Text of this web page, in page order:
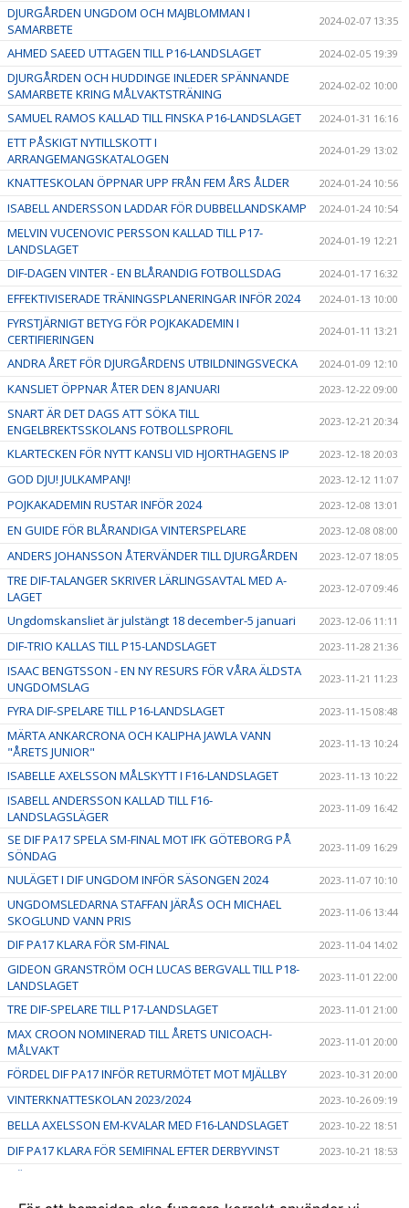
DJURGÅRDEN UNGDOM OCH MAJBLOMMAN I
SAMARBETE
2024-02-07 13:35
AHMED SAEED UTTAGEN TILL P16-LANDSLAGET 2024-02-05 19:39
DJURGÅRDEN OCH HUDDINGE INLEDER SPÄNNANDE
SAMARBETE KRING MÅLVAKTSTRÄNING
2024-02-02 10:00
SAMUEL RAMOS KALLAD TILL FINSKA P16-LANDSLAGET 2024-01-31 16:16
ETT PÅSKIGT NYTILLSKOTT I
ARRANGEMANGSKATALOGEN
2024-01-29 13:02
KNATTESKOLAN ÖPPNAR UPP FRÅN FEM ÅRS ÅLDER 2024-01-24 10:56
ISABELL ANDERSSON LADDAR FÖR DUBBELLANDSKAMP 2024-01-24 10:54
MELVIN VUCENOVIC PERSSON KALLAD TILL P17-
LANDSLAGET
2024-01-19 12:21
DIF-DAGEN VINTER - EN BLÅRANDIG FOTBOLLSDAG 2024-01-17 16:32
EFFEKTIVISERADE TRÄNINGSPLANERINGAR INFÖR 2024 2024-01-13 10:00
FYRSTJÄRNIGT BETYG FÖR POJKAKADEMIN I
CERTIFIERINGEN
2024-01-11 13:21
ANDRA ÅRET FÖR DJURGÅRDENS UTBILDNINGSVECKA 2024-01-09 12:10
KANSLIET ÖPPNAR ÅTER DEN 8 JANUARI 2023-12-22 09:00
SNART ÄR DET DAGS ATT SÖKA TILL
ENGELBREKTSSKOLANS FOTBOLLSPROFIL
2023-12-21 20:34
KLARTECKEN FÖR NYTT KANSLI VID HJORTHAGENS IP 2023-12-18 20:03
GOD DJU! JULKAMPANJ! 2023-12-12 11:07
POJKAKADEMIN RUSTAR INFÖR 2024 2023-12-08 13:01
EN GUIDE FÖR BLÅRANDIGA VINTERSPELARE 2023-12-08 08:00
ANDERS JOHANSSON ÅTERVÄNDER TILL DJURGÅRDEN 2023-12-07 18:05
TRE DIF-TALANGER SKRIVER LÄRLINGSAVTAL MED A-
LAGET
2023-12-07 09:46
Ungdomskansliet är julstängt 18 december-5 januari 2023-12-06 11:11
DIF-TRIO KALLAS TILL P15-LANDSLAGET 2023-11-28 21:36
ISAAC BENGTSSON - EN NY RESURS FÖR VÅRA ÄLDSTA
UNGDOMSLAG
2023-11-21 11:23
FYRA DIF-SPELARE TILL P16-LANDSLAGET 2023-11-15 08:48
MÄRTA ANKARCRONA OCH KALIPHA JAWLA VANN
"ÅRETS JUNIOR"
2023-11-13 10:24
ISABELLE AXELSSON MÅLSKYTT I F16-LANDSLAGET 2023-11-13 10:22
ISABELL ANDERSSON KALLAD TILL F16-
LANDSLAGSLÄGER
2023-11-09 16:42
SE DIF PA17 SPELA SM-FINAL MOT IFK GÖTEBORG PÅ
SÖNDAG
2023-11-09 16:29
NULÄGET I DIF UNGDOM INFÖR SÄSONGEN 2024 2023-11-07 10:10
UNGDOMSLEDARNA STAFFAN JÄRÅS OCH MICHAEL
SKOGLUND VANN PRIS
2023-11-06 13:44
DIF PA17 KLARA FÖR SM-FINAL 2023-11-04 14:02
GIDEON GRANSTRÖM OCH LUCAS BERGVALL TILL P18-
LANDSLAGET
2023-11-01 22:00
TRE DIF-SPELARE TILL P17-LANDSLAGET 2023-11-01 21:00
MAX CROON NOMINERAD TILL ÅRETS UNICOACH-
MÅLVAKT
2023-11-01 20:00
FÖRDEL DIF PA17 INFÖR RETURMÖTET MOT MJÄLLBY 2023-10-31 20:00
VINTERKNATTESKOLAN 2023/2024 2023-10-26 09:19
BELLA AXELSSON EM-KVALAR MED F16-LANDSLAGET 2023-10-22 18:51
DIF PA17 KLARA FÖR SEMIFINAL EFTER DERBYVINST 2023-10-21 18:53
TVÅ DIF-SPELARE TILL P15-LANDSLAGET FUTURE TEAM 2023-10-09 18:55